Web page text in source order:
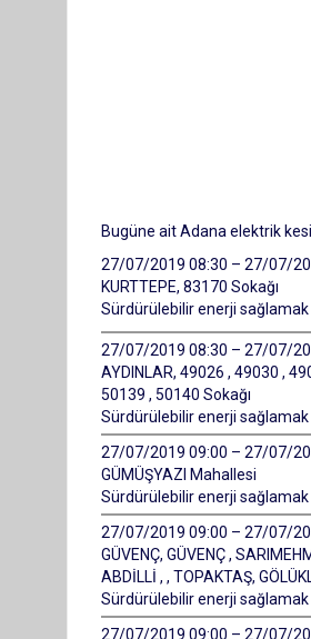
Bugüne ait Adana elektrik
27/07/2019 08:30 – 27/07/
KURTTEPE, 83170 Sokağı
Sürdürülebilir enerji sağlamak
27/07/2019 08:30 – 27/07/
AYDINLAR, 49026 , 49030 ,
50139 , 50140 Sokağı
Sürdürülebilir enerji sağlamak
27/07/2019 09:00 – 27/07/
GÜMÜŞYAZI Mahallesi
Sürdürülebilir enerji sağlamak
27/07/2019 09:00 – 27/07/
GÜVENÇ, GÜVENÇ ,
ABDİLLİ , , TOPAKTAŞ,
Sürdürülebilir enerji sağlamak
27/07/2019 09:00 – 27/07/